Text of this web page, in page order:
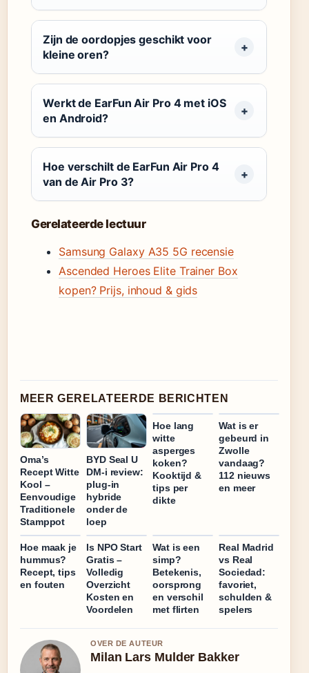
Zijn de oordopjes geschikt voor
kleine oren?
Werkt de EarFun Air Pro 4 met iOS
en Android?
Hoe verschilt de EarFun Air Pro 4
van de Air Pro 3?
Gerelateerde lectuur
Samsung Galaxy A35 5G recensie
Ascended Heroes Elite Trainer Box
kopen? Prijs, inhoud & gids
MEER GERELATEERDE BERICHTEN
Oma’s
Recept Witte
Kool –
Eenvoudige
Traditionele
Stamppot
BYD Seal U
DM-i review:
plug-in
hybride
onder de
loep
Hoe lang
witte
asperges
koken?
Kooktijd &
tips per
dikte
Wat is er
gebeurd in
Zwolle
vandaag?
112 nieuws
en meer
Hoe maak je
hummus?
Recept, tips
en fouten
Is NPO Start
Gratis –
Volledig
Overzicht
Kosten en
Voordelen
Wat is een
simp?
Betekenis,
oorsprong
en verschil
met flirten
Real Madrid
vs Real
Sociedad:
favoriet,
schulden &
spelers
OVER DE AUTEUR
Milan Lars Mulder Bakker